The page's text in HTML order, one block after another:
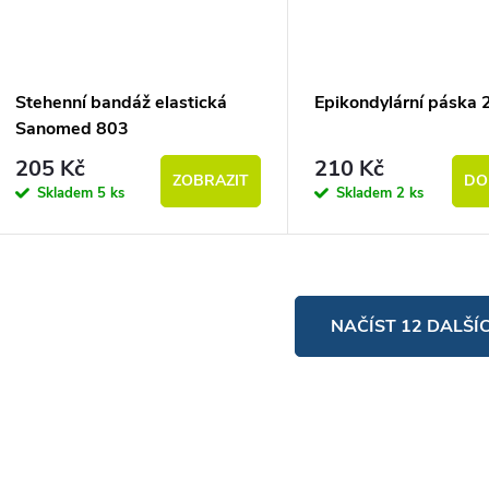
Stehenní bandáž elastická
Sanomed 803
205 Kč
Skladem 5 ks
ZOBRAZIT
Epikondylární páska
210 Kč
Skladem2 ks
NAČÍST 12